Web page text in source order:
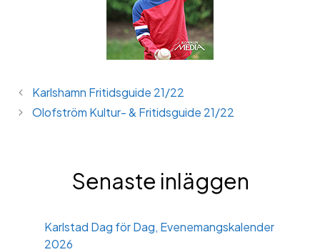
Karlshamn Fritidsguide 21/22
Olofström Kultur- & Fritidsguide 21/22
Senaste inläggen
Karlstad Dag för Dag, Evenemangskalender
2026